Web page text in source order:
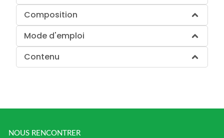
Composition
Mode d'emploi
Contenu
NOUS RENCONTRER